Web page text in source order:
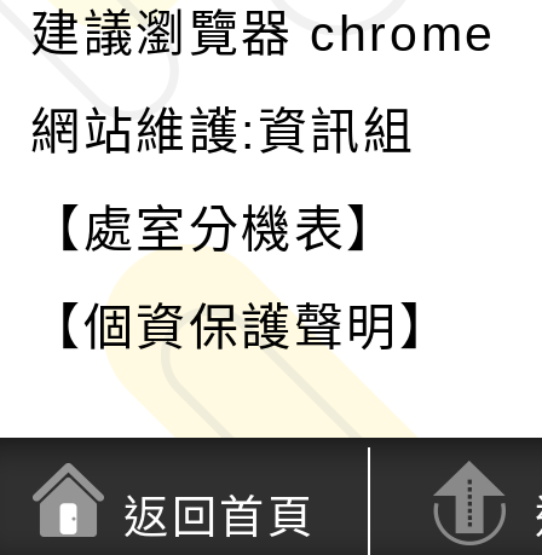
建議瀏覽器 chrome
網站維護:資訊組
【處室分機表】
【個資保護聲明】
返回首頁